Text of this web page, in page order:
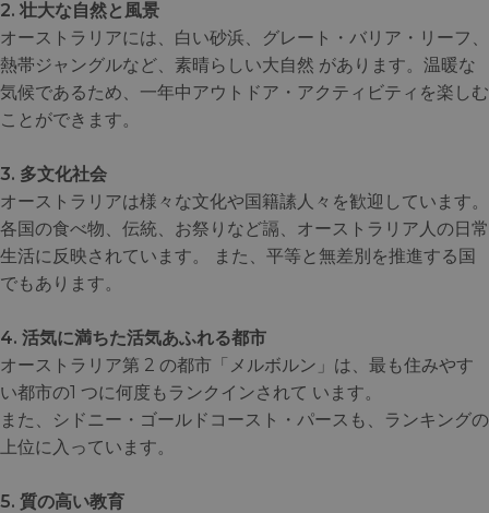
2. 壮大な自然と風景
オーストラリアには、白い砂浜、グレート・バリア・リーフ、
熱帯ジャングルなど、素晴らしい大自然 があります。温暖な
気候であるため、一年中アウトドア・アクティビティを楽しむ
ことができます。
3. 多文化社会
オーストラリアは様々な文化や国籍䛾人々を歓迎しています。
各国の食べ物、伝統、お祭りなど䛿、オーストラリア人の日常
生活に反映されています。 また、平等と無差別を推進する国
でもあります。
4. 活気に満ちた活気あふれる都市
オーストラリア第 2 の都市「メルボルン」は、最も住みやす
い都市の1 つに何度もランクインされて います。
また、シドニー・ゴールドコースト・パースも、ランキングの
上位に入っています。
5. 質の高い教育